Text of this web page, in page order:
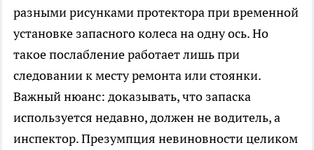
разными рисунками протектора при временной
установке запасного колеса на одну ось. Но
такое послабление работает лишь при
следовании к месту ремонта или стоянки.
Важный нюанс: доказывать, что запаска
используется недавно, должен не водитель, а
инспектор. Презумпция невиновности целиком